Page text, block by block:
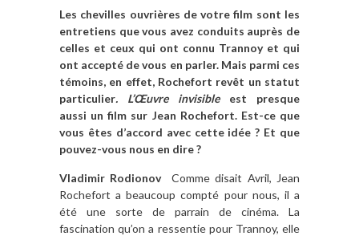
Les chevilles ouvrières de votre film sont les
entretiens que vous avez conduits auprès de
celles et ceux qui ont connu Trannoy et qui
ont accepté de vous en parler. Mais parmi ces
témoins, en effet, Rochefort revêt un statut
particulier. L’Œuvre invisibleest presque
aussi un film sur Jean Rochefort. Est-ce que
vous êtes d’accord avec cette idée ? Et que
pouvez-vous nous en dire ?
Vladimir Rodionov Comme disait Avril, Jean
Rochefort a beaucoup compté pour nous, il a
été une sorte de parrain de cinéma. La
fascination qu’on a ressentie pour Trannoy, elle